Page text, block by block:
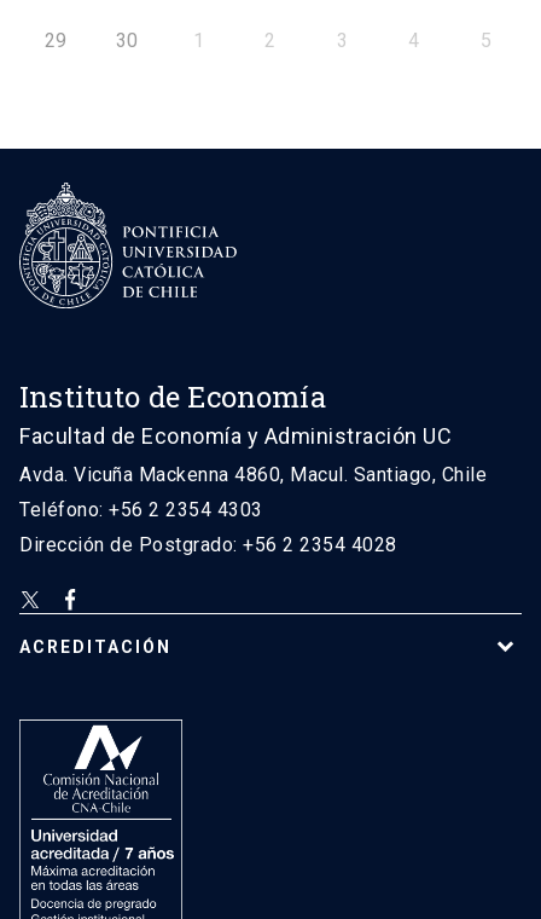
29 30 1 2 3 4 5
Instituto de Economía
Facultad de Economía y Administración UC
Avda. Vicuña Mackenna 4860, Macul. Santiago, Chile
Teléfono: +56 2 2354 4303
Dirección de Postgrado: +56 2 2354 4028
ACREDITACIÓN